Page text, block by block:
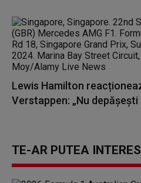
Lewis Hamilton
Verstappen: „Nu depășești
TE-AR PUTEA